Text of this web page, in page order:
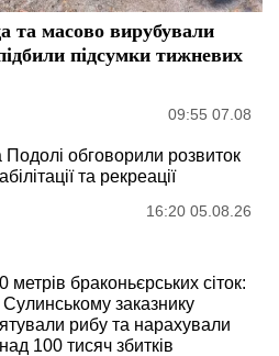
та масово вирубували
підсумки тижневих
09:55 07.08
Подолі обговорили розвиток
та рекреації
16:20 05.08.26
метрів браконьєрських сіток:
Сулинському заказнику
рибу та нарахували
100 тисяч збитків